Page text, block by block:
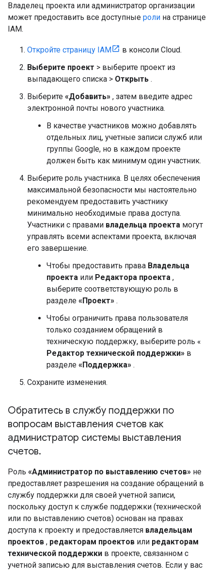
Владелец проекта или администратор организации
может предоставить все доступные роли на странице
IAM.
Откройте страницу IAM
в консоли Cloud.
Выберите проект > выберите проект из
выпадающего списка > Открыть .
Выберите «Добавить» , затем введите адрес
электронной почты нового участника.
В качестве участников можно добавлять
отдельных лиц, учетные записи служб или
группы Google, но в каждом проекте
должен быть как минимум один участник.
Выберите роль участника. В целях обеспечения
максимальной безопасности мы настоятельно
рекомендуем предоставить участнику
минимально необходимые права доступа.
Участники с правами владельца проекта могут
управлять всеми аспектами проекта, включая
его завершение.
Чтобы предоставить права Владельца
проекта или Редактора проекта ,
выберите соответствующую роль в
разделе «Проект» .
Чтобы ограничить права пользователя
только созданием обращений в
техническую поддержку, выберите роль «
Редактор технической поддержки» в
разделе «Поддержка» .
Сохраните изменения.
Обратитесь в службу поддержки по
вопросам выставления счетов как
администратор системы выставления
счетов.
Роль «Администратор по выставлению счетов» не
предоставляет разрешения на создание обращений в
службу поддержки для своей учетной записи,
поскольку доступ к службе поддержки (технической
или по выставлению счетов) основан на правах
доступа к проекту и предоставляется владельцам
проектов , редакторам проектов или редакторам
технической поддержки в проекте, связанном с
учетной записью для выставления счетов. Если у вас